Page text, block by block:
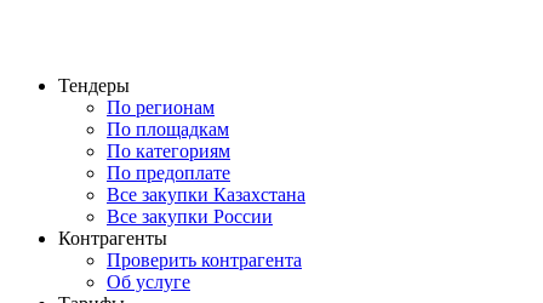
Тендеры
По регионам
По площадкам
По категориям
По предоплате
Все закупки Казахстана
Все закупки России
Контрагенты
Проверить контрагента
Об услуге